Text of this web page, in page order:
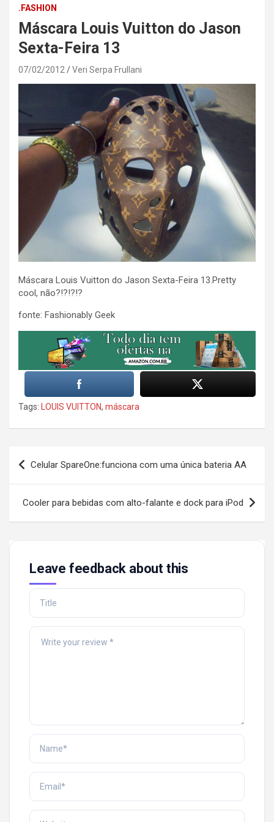
.FASHION
Máscara Louis Vuitton do Jason
Sexta-Feira 13
07/02/2012 Veri Serpa Frullani
Máscara Louis Vuitton do Jason Sexta-Feira 13.Pretty
cool, não?!?!?!?
fonte: Fashionably Geek
Tags: LOUIS VUITTON, máscara
Post
navigation
Celular SpareOne:funciona com uma única bateria AA
Cooler para bebidas com alto-falante e dock para iPod
Leave feedback about this